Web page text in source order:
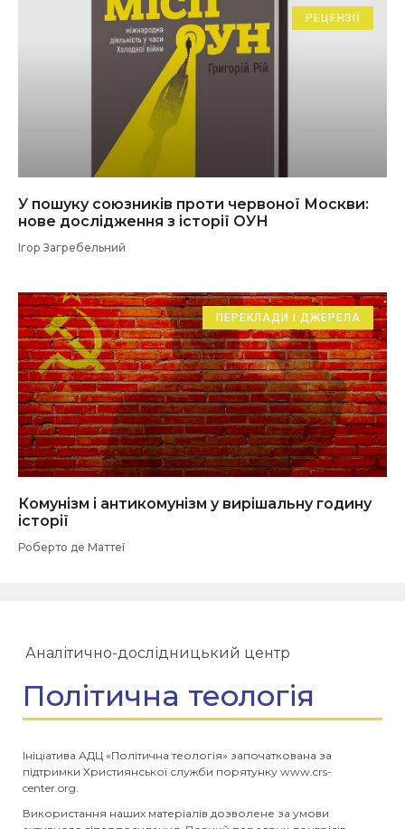
РЕЦЕНЗІЇ
У пошуку союзників проти червоної Москви:
нове дослідження з історії ОУН
Ігор Загребельний
ПЕРЕКЛАДИ І ДЖЕРЕЛА
Комунізм і антикомунізм у вирішальну годину
історії
Роберто де Маттеї
Аналітично-дослідницький центр
Політична теологія
Ініціатива АДЦ «Політична теологія» започаткована за
підтримки Християнської служби порятунку www.crs-
center.org.
Використання наших матеріалів дозволене за умови